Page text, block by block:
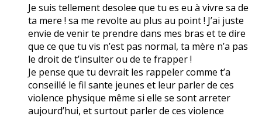
Je suis tellement desolee que tu es eu à vivre sa de
ta mere ! sa me revolte au plus au point ! J’ai juste
envie de venir te prendre dans mes bras et te dire
que ce que tu vis n’est pas normal, ta mère n’a pas
le droit de t’insulter ou de te frapper !
Je pense que tu devrait les rappeler comme t’a
conseillé le fil sante jeunes et leur parler de ces
violence physique même si elle se sont arreter
aujourd’hui, et surtout parler de ces violence